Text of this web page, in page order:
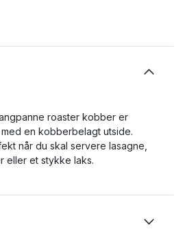
roaster kobber er
en kobberbelagt utside.
når du skal servere lasagne,
eller et stykke laks.